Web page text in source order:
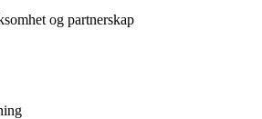
og partnerskap